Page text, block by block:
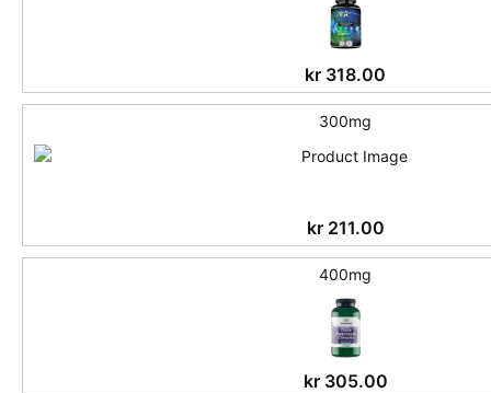
kr 318.00
300mg
kr211.00
400mg
kr305.00